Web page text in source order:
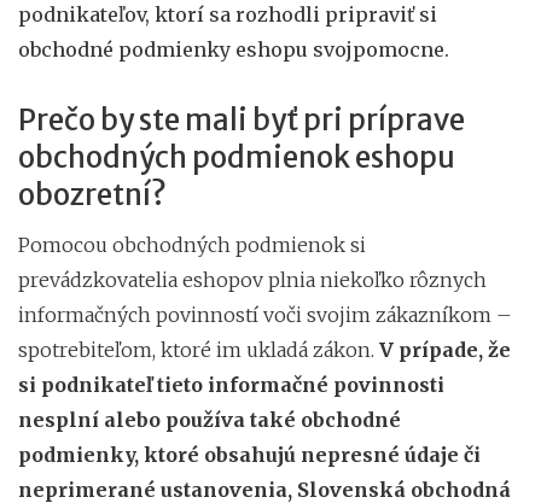
podnikateľov, ktorí sa rozhodli pripraviť si
obchodné podmienky eshopu svojpomocne.
Prečo by ste mali byť pri príprave
obchodných podmienok eshopu
obozretní?
Pomocou obchodných podmienok si
prevádzkovatelia eshopov plnia niekoľko rôznych
informačných povinností voči svojim zákazníkom –
spotrebiteľom, ktoré im ukladá zákon. V prípade, že
si podnikateľ tieto informačné povinnosti
nesplní alebo používa také obchodné
podmienky, ktoré obsahujú nepresné údaje či
neprimerané ustanovenia, Slovenská obchodná